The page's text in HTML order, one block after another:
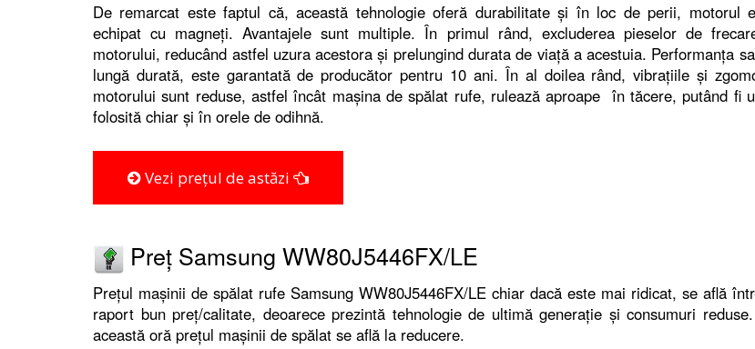
De remarcat este faptul că, această tehnologie oferă durabilitate și în loc de perii, motorul
echipat cu magneți. Avantajele sunt multiple. În primul rând, excluderea pieselor de
motorului, reducând astfel uzura acestora și prelungind durata de viață a acestuia. Performanța
lungă durată, este garantată de producător pentru 10 ani. În al doilea rând, vibrațiile și
motorului sunt reduse, astfel încât mașina de spălat rufe, rulează aproape în tăcere, putând fi
folosită chiar și în orele de odihnă.
Vezi prețul de astăzi
Preț Samsung WW80J5446FX/LE
Prețul mașinii de spălat rufe Samsung WW80J5446FX/LE chiar dacă este mai ridicat, se află
raport bun preț/calitate, deoarece prezintă tehnologie de ultimă generație și consumuri
această oră prețul mașinii de spălat se află la reducere.